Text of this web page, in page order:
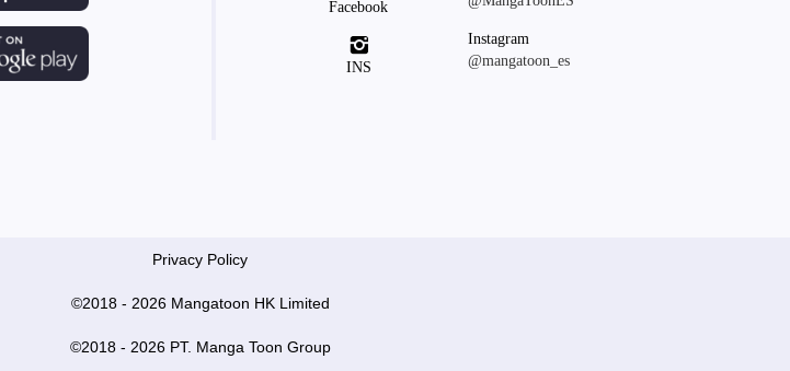
Facebook

INS
Instagram
@mangatoon_es
Privacy Policy
©2018 - 2026 Mangatoon HK Limited
©2018 - 2026 PT. Manga Toon Group